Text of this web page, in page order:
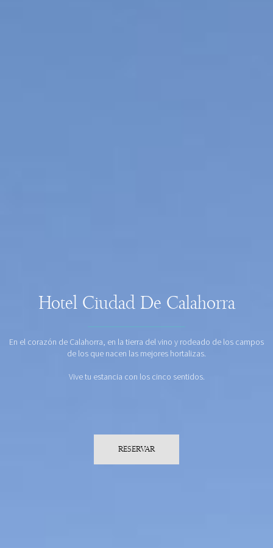
Hotel Ciudad De Calahorra
En el corazón de Calahorra, en la tierra del vino y rodeado de los campos
de los que nacen las mejores hortalizas.
Vive tu estancia con los cinco sentidos.
RESERVAR